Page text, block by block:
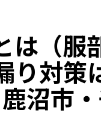
は（
り対策
沼市・